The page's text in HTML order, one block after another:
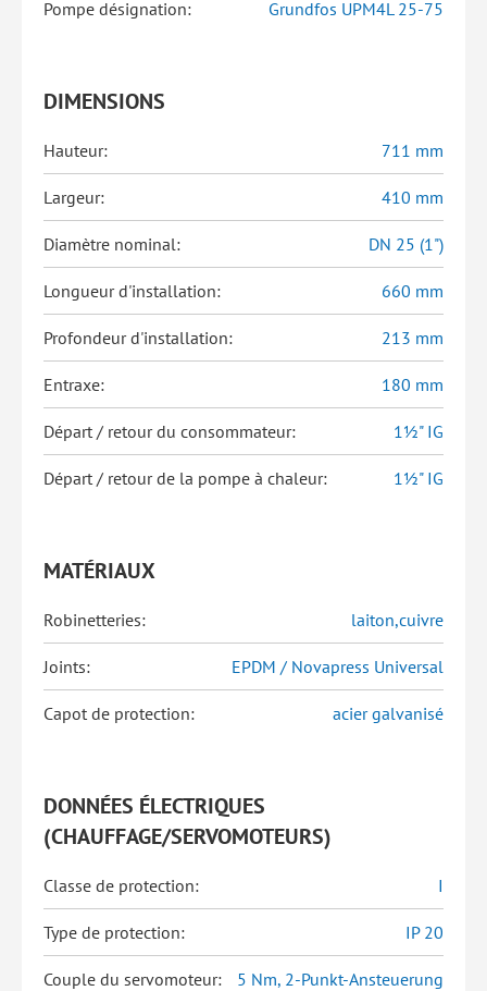
Pompe désignation: Grundfos UPM4L 25-75
DIMENSIONS
Hauteur: 711 mm
Largeur: 410 mm
Diamètre nominal: DN 25 (1")
Longueur d'installation: 660 mm
Profondeur d'installation: 213 mm
Entraxe: 180 mm
Départ / retour du consommateur: 1½" IG
Départ / retour de la pompe à chaleur: 1½" IG
MATÉRIAUX
Robinetteries: laiton,cuivre
Joints: EPDM / Novapress Universal
Capot de protection: acier galvanisé
DONNÉES ÉLECTRIQUES
(CHAUFFAGE/SERVOMOTEURS)
Classe de protection: I
Type de protection: IP 20
Couple du servomoteur: 5 Nm, 2-Punkt-Ansteuerung